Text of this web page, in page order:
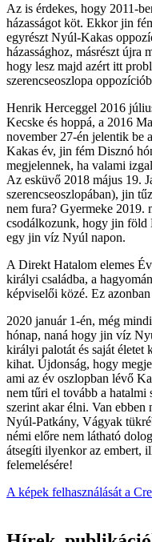
Az is érdekes, hogy 2011-
házasságot köt. Ekkor jin
egyrészt Nyúl-Kakas
házassághoz, másrészt újra
hogy lesz majd azért itt
szerencseoszlopa
Henrik Herceggel 2016
Kecske és hoppá, a 2016
november 27-én jelentik be
Kakas év, jin fém Disznó
megjelennek, ha valami
Az esküvő 2018 május 19.
szerencseoszlopában), jin
nem fura? Gyermeke 2019.
csodálkozunk, hogy jin
egy jin víz Nyúl napon.
A Direkt Hatalom elemes
királyi családba, a
képviselői közé. Ez
2020 január 1-én, még
hónap, naná hogy jin víz
királyi palotát és saját életet
kihat. Újdonság, hogy
ami az év oszlopban lévő
nem tűri el tovább a hatalmi
szerint akar élni. Van ebben
Nyúl-Patkány, Vágyak
némi előre nem látható
átsegíti ilyenkor az embert,
felemelésére!
A képek felhasználását a